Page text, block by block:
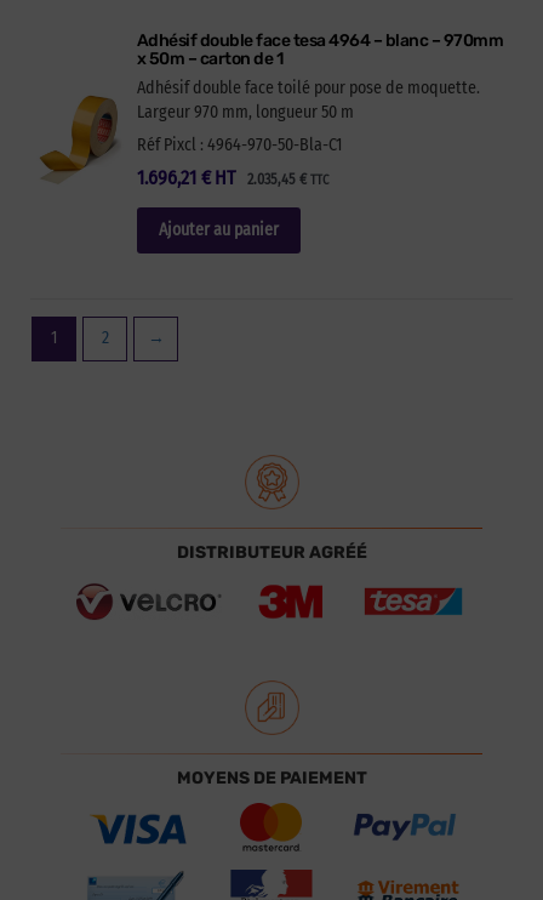
Adhésif double face tesa 4964 – blanc – 970mm
x 50m – carton de 1
Adhésif double face toilé pour pose de moquette.
Largeur 970 mm, longueur 50 m
Réf Pixcl : 4964-970-50-Bla-C1
1.696,21 € 2.035,45 €TTC
HT
Ajouter au panier
1 2 →
DISTRIBUTEUR AGRÉÉ
MOYENS DE PAIEMENT